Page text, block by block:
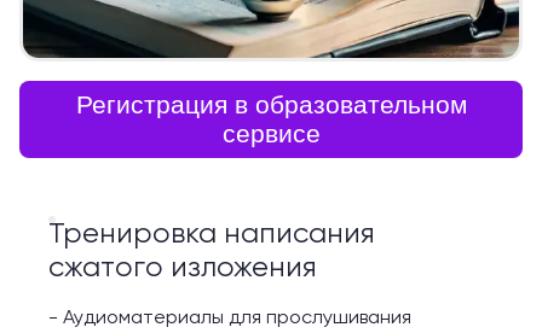
Регистрация в образовательном
сервисе
Тренировка написания
сжатого изложения
- Аудиоматериалы для прослушивания